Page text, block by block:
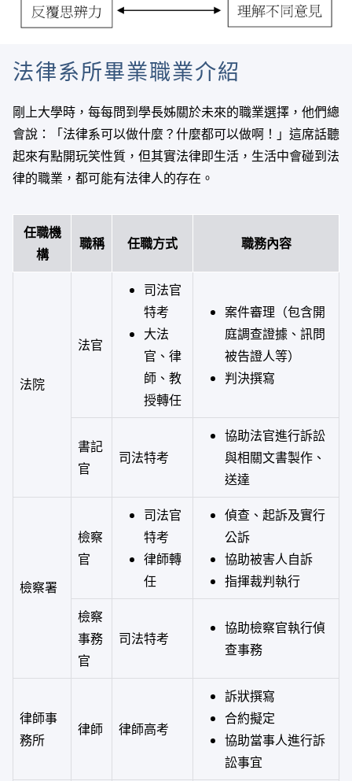
法律系所畢業職業介紹
剛上大學時，每每問到學長姊關於未來的職業選擇，他們總
會說：「法律系可以做什麼？什麼都可以做啊！」這席話聽
起來有點開玩笑性質，但其實法律即生活，生活中會碰到法
律的職業，都可能有法律人的存在。
任職機
構
職稱 任職方式 職務內容
法院
法官
司法官
特考
大法
官、律
師、教
授轉任
案件審理（包含開
庭調查證據、訊問
被告證人等）
判決撰寫
書記
官
司法特考
協助法官進行訴訟
與相關文書製作、
送達
檢察署
檢察
官
司法官
特考
律師轉
任
偵查、起訴及實行
公訴
協助被害人自訴
指揮裁判執行
檢察
事務
官
司法特考
協助檢察官執行偵
查事務
律師事
務所
律師 律師高考
訴狀撰寫
合約擬定
協助當事人進行訴
訟事宜